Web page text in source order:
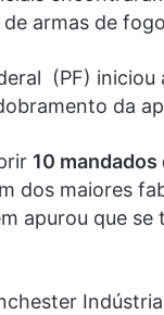
armas de
(PF) iniciou
da
10
dos maiores
apurou que se